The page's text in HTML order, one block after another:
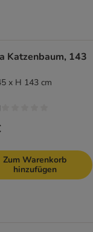
Katzenbaum, 143
x H 143 cm
Zum Warenkorb
hinzufügen